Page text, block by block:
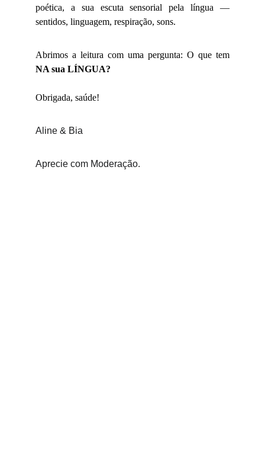
poética, a sua escuta sensorial pela língua —
sentidos, linguagem, respiração, sons.
Abrimos a leitura com uma pergunta: O que tem
NA sua LÍNGUA?
Obrigada, saúde!
Aline & Bia
Aprecie com Moderação.